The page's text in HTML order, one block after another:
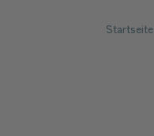
Startseite